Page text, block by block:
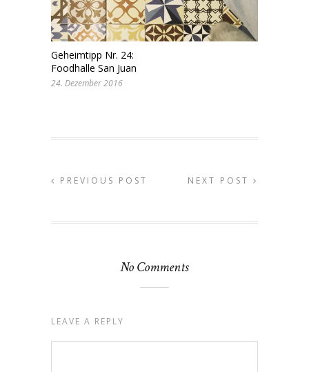
Geheimtipp Nr. 24:
Foodhalle San Juan
24. Dezember 2016
PREVIOUS POST NEXT POST
No Comments
LEAVE A REPLY